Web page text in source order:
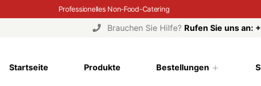
Professionelles Non-Food-Catering
Brauchen Sie Hilfe? Rufen Sie uns an:
Startseite Produkte Bestellungen